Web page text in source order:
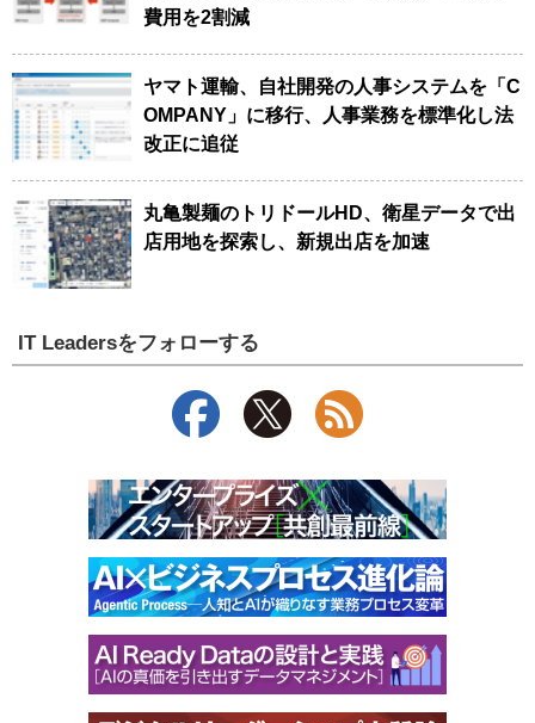
費用を2割減
ヤマト運輸、自社開発の人事システムを「C
OMPANY」に移行、人事業務を標準化し法
改正に追従
丸亀製麺のトリドールHD、衛星データで出
店用地を探索し、新規出店を加速
IT Leadersをフォローする